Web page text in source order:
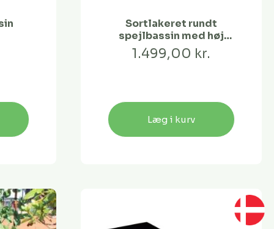
Sortlakeret rundt
spejlbassin med høj
kant
1.499,00 kr.
Læg i kurv